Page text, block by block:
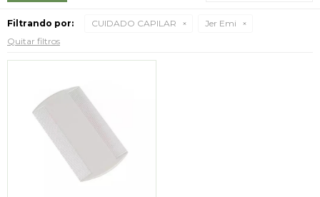
Filtrando por: CUIDADO CAPILAR
Jer Emi
Quitar filtros